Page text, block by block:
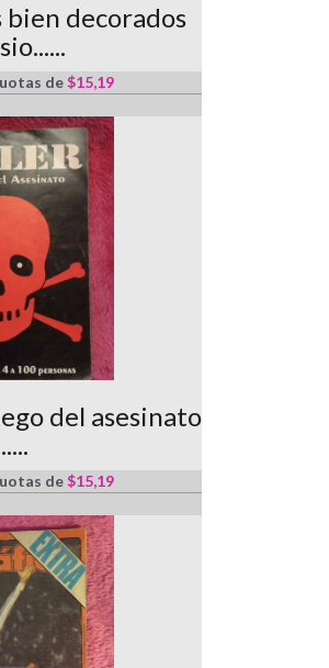
decorados
de$15,19
del asesinato
de$15,19